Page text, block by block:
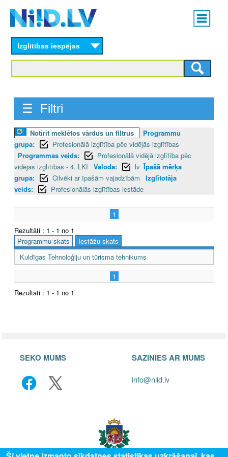
content
Main
menu
Izglītības iespējas
☰ Filtri
Notīrīt meklētos vārdus un filtrus
Programmu
grupa:
Profesionālā izglītība pēc vidējās izglītības
Programmas veids:
Profesionālā vidējā izglītība pēc
vidējās izglītības - 4. LKI
Valoda: lv Īpašā mērķa
grupa:
Cilvēki ar īpašām vajadzībām
Izglītotāja
veids:
Profesionālās izglītības iestāde
1
Rezultāti : 1 - 1 no 1
Programmu skats
Iestāžu skats
Kuldīgas Tehnoloģiju un tūrisma tehnikums
1
Rezultāti : 1 - 1 no 1
SEKO MUMS SAZINIES AR MUMS
info@niid.lv